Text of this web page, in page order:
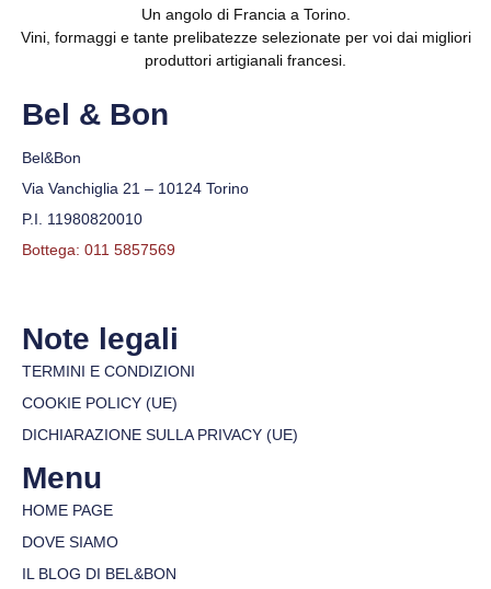
Un angolo di Francia a Torino.
Vini, formaggi e tante prelibatezze selezionate per voi dai migliori
produttori artigianali francesi.
Bel & Bon
Bel&Bon
Via Vanchiglia 21 – 10124 Torino
P.I. 11980820010
Bottega: 011 5857569
Note legali
TERMINI E CONDIZIONI
COOKIE POLICY (UE)
DICHIARAZIONE SULLA PRIVACY (UE)
Menu
HOME PAGE
DOVE SIAMO
IL BLOG DI BEL&BON